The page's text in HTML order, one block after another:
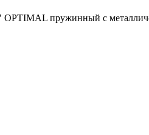
пружинный с